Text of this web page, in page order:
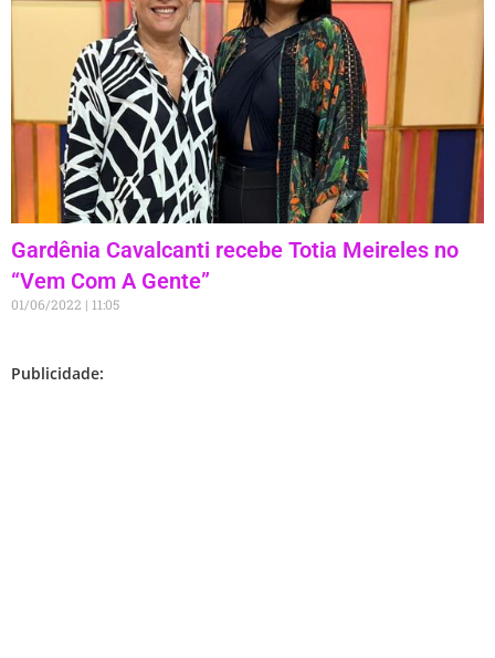
Gardênia Cavalcanti recebe Totia Meireles no
“Vem Com A Gente”
01/06/2022 11:05
Publicidade: